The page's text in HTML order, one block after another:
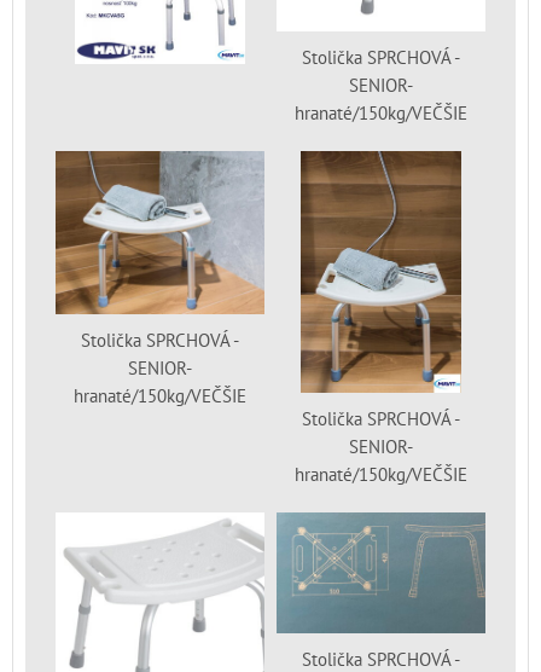
Stolička SPRCHOVÁ -
SENIOR-
hranaté/150kg/VEČŠIE
Stolička SPRCHOVÁ -
SENIOR-
hranaté/150kg/VEČŠIE
Stolička SPRCHOVÁ -
SENIOR-
hranaté/150kg/VEČŠIE
Stolička SPRCHOVÁ -